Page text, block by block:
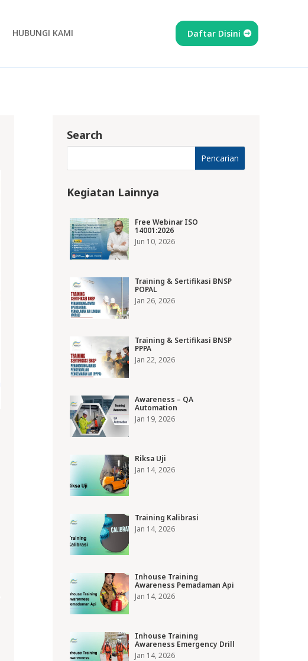
HUBUNGI KAMI Daftar Disini
Search
Kegiatan Lainnya
Free Webinar ISO
14001:2026
Jun 10, 2026
Training & Sertifikasi BNSP
POPAL
Jan 26, 2026
Training & Sertifikasi BNSP
PPPA
Jan 22, 2026
Awareness – QA
Automation
Jan 19, 2026
Riksa Uji
Jan 14, 2026
Training Kalibrasi
Jan 14, 2026
Inhouse Training
Awareness Pemadaman Api
Jan 14, 2026
Inhouse Training
Awareness Emergency Drill
Jan 14, 2026